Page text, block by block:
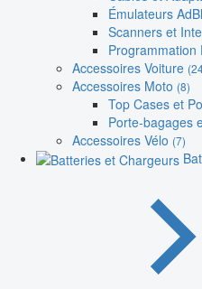
Émulateurs
Scanners et
Programmation
Accessoires Voiture
Accessoires Moto (8)
Top Cases et
Porte-bagages
Accessoires Vélo (7)